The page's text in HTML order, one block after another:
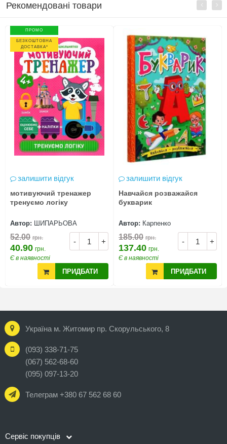
Рекомендовані товари
ПРОМО
БЕЗКОШТОВНА
ДОСТАВКА*
залишити відгук
мотивуючий тренажер
тренуємо логіку
Автор: ШИПАРЬОВА
- +
52.00 грн.
40.90 грн.
Є в наявності
ПРИДБАТИ
залишити відгук
Навчайся розважайся
букварик
Автор: Карпенко
- +
185.00 грн.
137.40 грн.
Є в наявності
ПРИДБАТИ
Україна м. Житомир пр. Скорульського, 8
(093) 338-71-75
(067) 562-68-60
(095) 097-13-20
Телеграм +380 67 562 68 60
Сервіс покупців